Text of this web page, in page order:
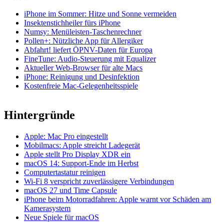
iPhone im Sommer: Hitze und Sonne vermeiden
Insektenstichheiler fürs iPhone
Numsy: Menüleisten-Taschenrechner
Pollen+: Nützliche App für Allergiker
Abfahrt! liefert ÖPNV-Daten für Europa
FineTune: Audio-Steuerung mit Equalizer
Aktueller Web-Browser für alte Macs
iPhone: Reinigung und Desinfektion
Kostenfreie Mac-Gelegenheitsspiele
Hintergründe
Apple: Mac Pro eingestellt
Mobilmacs: Apple streicht Ladegerät
Apple stellt Pro Display XDR ein
macOS 14: Support-Ende im Herbst
Computertastatur reinigen
Wi-Fi 8 verspricht zuverlässigere Verbindungen
macOS 27 und Time Capsule
iPhone beim Motorradfahren: Apple warnt vor Schäden am
Kamerasystem
Neue Spiele für macOS